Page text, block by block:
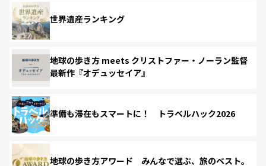
世界遺産ランキング
地球の歩き方 meets クリストファー・ノーラン監督
最新作『オデュッセイア』
準備も滞在もスマートに！ トラベルハック2026
地球の歩き方アワード みんなで選ぶ、旅のベスト。